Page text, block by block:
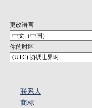
更改语言
你的时区
联系人
商标